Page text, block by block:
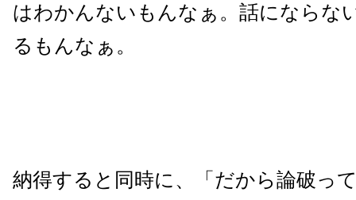
はわかんないもんなぁ。話にならな
るもんなぁ。
納得すると同時に、「だから論破っ